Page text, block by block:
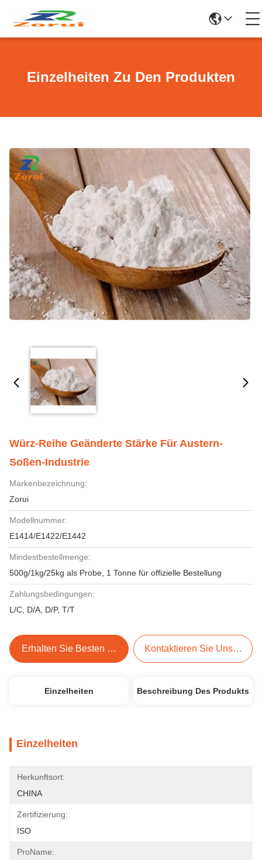
Einzelheiten Zu Den Produkten
Würz-Reihe Geänderte Stärke Für Austern-
Soßen-Industrie
Markenbezeichnung:
Zorui
Modellnummer:
E1414/E1422/E1442
Mindestbestellmenge:
500g/1kg/25kg als Probe, 1 Tonne für offizielle Bestellung
Zahlungsbedingungen:
L/C, D/A, D/P, T/T
Erhalten Sie Besten Preis Kontaktieren Sie Uns Jetzt
Einzelheiten Beschreibung Des Produkts
Einzelheiten
Herkunftsort:
CHINA
Zertifizierung:
ISO
ProName: